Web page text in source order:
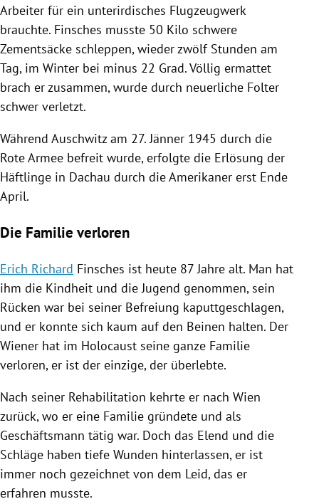
Arbeiter für ein unterirdisches Flugzeugwerk
brauchte. Finsches musste 50 Kilo schwere
Zementsäcke schleppen, wieder zwölf Stunden am
Tag, im Winter bei minus 22 Grad. Völlig ermattet
brach er zusammen, wurde durch neuerliche Folter
schwer verletzt.
Während Auschwitzam 27. Jänner 1945 durch die
Rote Armee befreit wurde, erfolgte die Erlösung der
Häftlinge in Dachau durch die Amerikaner erst Ende
April.
Die Familie verloren
Erich Richard Finsches ist heute 87 Jahre alt. Man hat
ihm die Kindheit und die Jugend genommen, sein
Rücken war bei seiner Befreiung kaputtgeschlagen,
und er konnte sich kaum auf den Beinen halten. Der
Wiener hat im Holocaust seine ganze Familie
verloren, er ist der einzige, der überlebte.
Nach seiner Rehabilitation kehrte er nach Wien
zurück, wo er eine Familie gründete und als
Geschäftsmann tätig war. Doch das Elend und die
Schläge haben tiefe Wunden hinterlassen, er ist
immer noch gezeichnet von dem Leid, das er
erfahren musste.